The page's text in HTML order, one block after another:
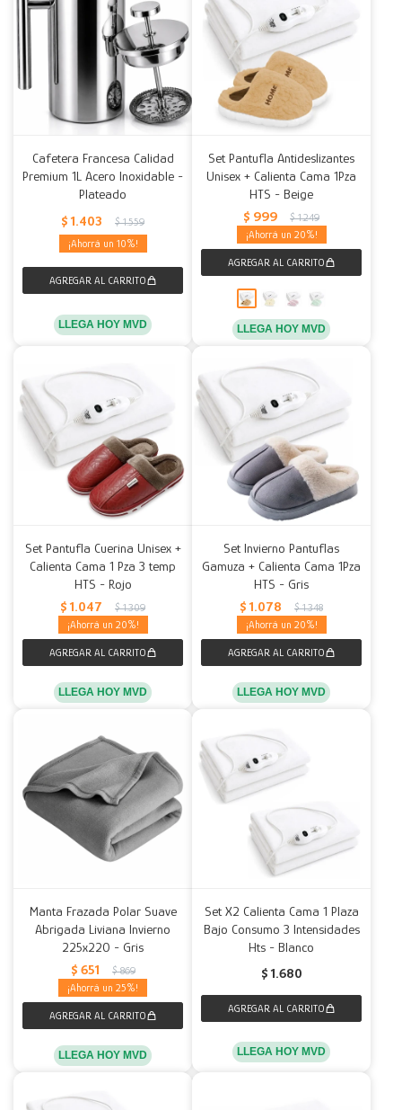
Cafetera Francesa Calidad
Premium 1L Acero Inoxidable -
Plateado
$ 1.403 $ 1.559
10
LLEGA HOY MVD
Set Pantufla Antideslizantes
Unisex + Calienta Cama 1Pza
HTS - Beige
$ 999 $ 1.249
20
LLEGA HOY MVD
Set Pantufla Cuerina Unisex +
Calienta Cama 1 Pza 3 temp
HTS - Rojo
$ 1.047 $ 1.309
20
LLEGA HOY MVD
Set Invierno Pantuflas
Gamuza + Calienta Cama 1Pza
HTS - Gris
$ 1.078 $ 1.348
20
LLEGA HOY MVD
Manta Frazada Polar Suave
Abrigada Liviana Invierno
225x220 - Gris
$ 651 $ 869
25
LLEGA HOY MVD
Set X2 Calienta Cama 1 Plaza
Bajo Consumo 3 Intensidades
Hts - Blanco
$ 1.680
LLEGA HOY MVD